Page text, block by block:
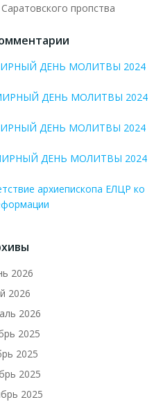
пропства
ДЕНЬ МОЛИТВЫ 2024
ДЕНЬ МОЛИТВЫ 2024
ДЕНЬ МОЛИТВЫ 2024
ДЕНЬ МОЛИТВЫ 2024
архиепископа ЕЛЦР ко
2026
2026
2026
2025
2025
2025
2025